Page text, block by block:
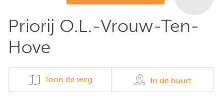
Priorij O.L.-Vrouw-Ten-
Hove
Toon de weg In de buurt